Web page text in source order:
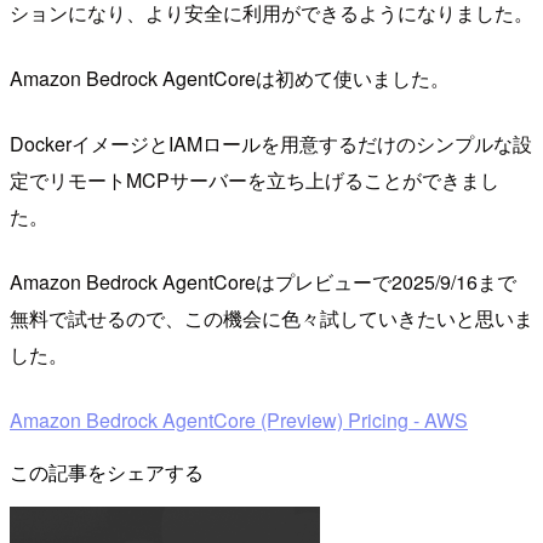
ションになり、より安全に利用ができるようになりました。
Amazon Bedrock AgentCoreは初めて使いました。
DockerイメージとIAMロールを用意するだけのシンプルな設
定でリモートMCPサーバーを立ち上げることができまし
た。
Amazon Bedrock AgentCoreはプレビューで2025/9/16まで
無料で試せるので、この機会に色々試していきたいと思いま
した。
Amazon Bedrock AgentCore (Preview) Pricing - AWS
この記事をシェアする